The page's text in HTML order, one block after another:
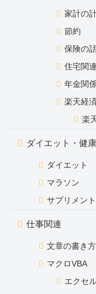
家計の
節約
保険の
住宅関連
年金関
楽天経
楽
ダイエット・健康
ダイエット
マラソン
サプリメント
仕事関連
文章の書き方
マクロVBA
エクセ